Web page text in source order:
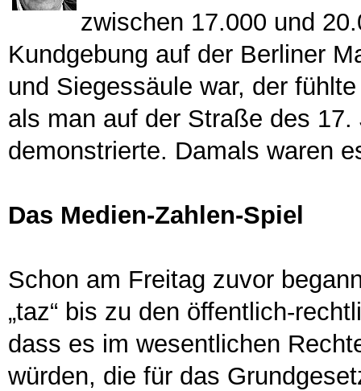
zwischen 17.000 und
Kundgebung auf der Berliner
und Siegessäule war, der
als man auf der Straße des
demonstrierte. Damals waren
Das Medien-Zahlen-Spiel
Schon am Freitag zuvor
„taz“ bis zu den öffentlich-
dass es im wesentlichen
würden, die für das